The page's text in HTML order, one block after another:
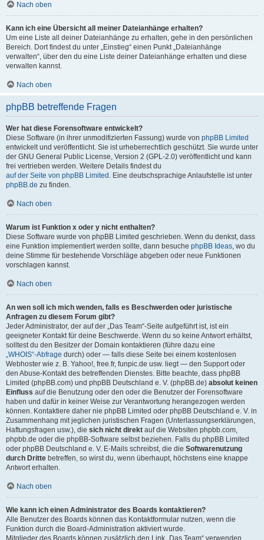
Nach oben
Kann ich eine Übersicht all meiner Dateianhänge erhalten?
Um eine Liste all deiner Dateianhänge zu erhalten, gehe in den persönlichen
Bereich. Dort findest du unter „Einstieg“ einen Punkt „Dateianhänge
verwalten“, über den du eine Liste deiner Dateianhänge erhalten und diese
verwalten kannst.
Nach oben
phpBB betreffende Fragen
Wer hat diese Forensoftware entwickelt?
Diese Software (in ihrer unmodifizierten Fassung) wurde von phpBB Limited
entwickelt und veröffentlicht. Sie ist urheberrechtlich geschützt. Sie wurde unter
der GNU General Public License, Version 2 (GPL-2.0) veröffentlicht und kann
frei vertrieben werden. Weitere Details findest du
auf der Seite von phpBB Limited . Eine deutschsprachige Anlaufstelle ist unter
phpBB.de zu finden.
Nach oben
Warum ist Funktion x oder y nicht enthalten?
Diese Software wurde von phpBB Limited geschrieben. Wenn du denkst, dass
eine Funktion implementiert werden sollte, dann besuche phpBB Ideas, wo du
deine Stimme für bestehende Vorschläge abgeben oder neue Funktionen
vorschlagen kannst.
Nach oben
An wen soll ich mich wenden, falls es Beschwerden oder juristische
Anfragen zu diesem Forum gibt?
Jeder Administrator, der auf der „Das Team“-Seite aufgeführt ist, ist ein
geeigneter Kontakt für deine Beschwerde. Wenn du so keine Antwort erhältst,
solltest du den Besitzer der Domain kontaktieren (führe dazu eine
„WHOIS“-Abfrage durch) oder — falls diese Seite bei einem kostenlosen
Webhoster wie z. B. Yahoo!, free.fr, funpic.de usw. liegt — den Support oder
den Abuse-Kontakt des betreffenden Dienstes. Bitte beachte, dass phpBB
Limited (phpBB.com) und phpBB Deutschland e. V. (phpBB.de) absolut keinen
Einfluss auf die Benutzung oder den oder die Benutzer der Forensoftware
haben und dafür in keiner Weise zur Verantwortung herangezogen werden
können. Kontaktiere daher nie phpBB Limited oder phpBB Deutschland e. V. in
Zusammenhang mit jeglichen juristischen Fragen (Unterlassungserklärungen,
Haftungsfragen usw.), die sich nicht direkt auf die Websiten phpbb.com,
phpbb.de oder die phpBB-Software selbst beziehen. Falls du phpBB Limited
oder phpBB Deutschland e. V. E-Mails schreibst, die die Softwarenutzung
durch Dritte betreffen, so wirst du, wenn überhaupt, höchstens eine knappe
Antwort erhalten.
Nach oben
Wie kann ich einen Administrator des Boards kontaktieren?
Alle Benutzer des Boards können das Kontaktformular nutzen, wenn die
Funktion durch die Board-Administration aktiviert wurde.
Mitglieder des Boards können zusätzlich den Link „Das Team“ verwenden.